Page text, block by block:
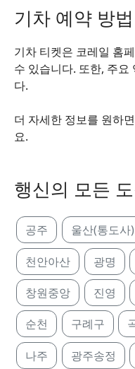
기차 예약 방법
기차 티켓은 코레일 홈
수 있습니다. 또한, 주요
다.
더 자세한 정보를 원하면
요.
행신의 모든
공주 울산(통도사)
천안아산 광명
창원중앙 진영
순천 구례구
나주 광주송정